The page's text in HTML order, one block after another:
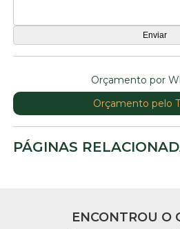
Orçamento por
Orçamento pelo
PÁGINAS
ENCONTROU O